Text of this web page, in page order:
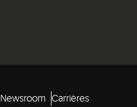
Newsroom Carrières